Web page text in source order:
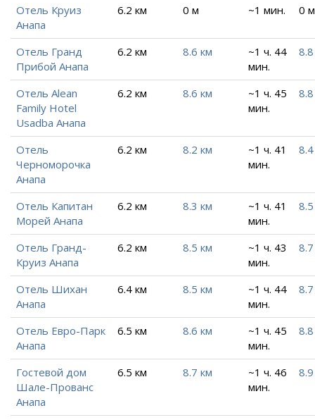
Отель Круиз
Анапа
6.2 км 0 м ~1 мин. 0 м
Отель Гранд
Прибой Анапа
6.2 км 8.6 км
~1 ч. 44
мин.
Отель Alean
Family Hotel
Usadba Анапа
6.2 км 8.6 км
~1 ч. 45
мин.
Отель
Черноморочка
Анапа
6.2 км 8.2 км
~1 ч. 41
мин.
Отель Капитан
Морей Анапа
6.2 км 8.3 км
~1 ч. 41
мин.
Отель Гранд-
Круиз Анапа
6.2 км 8.5 км
~1 ч. 43
мин.
Отель Шихан
Анапа
6.4 км 8.5 км
~1 ч. 44
мин.
Отель Евро-Парк
Анапа
6.5 км 8.6 км
~1 ч. 45
мин.
Гостевой дом
Шале-Прованс
Анапа
6.5 км 8.7 км
~1 ч. 46
мин.